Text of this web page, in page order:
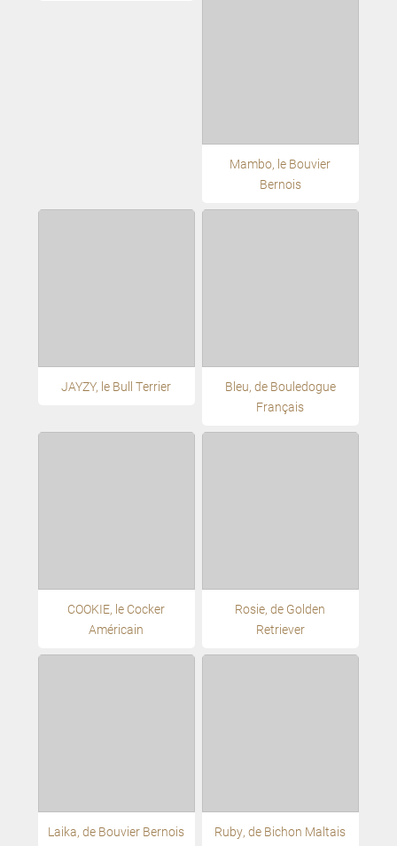
Mambo, le Bouvier
Bernois
JAYZY, le Bull Terrier
Bleu, de Bouledogue
Français
COOKIE, le Cocker
Américain
Rosie, de Golden
Retriever
Laika, de Bouvier Bernois Ruby, de Bichon Maltais